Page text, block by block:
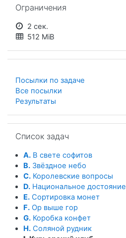
Ограничения
2 сек.
512 MiB
Посылки по задаче
Все посылки
Результаты
Список задач
A. В свете софитов
B. Звёздное небо
C. Королевские вопросы
D. Национальное достояние
E. Сортировка монет
F. Ор выше гор
G. Коробка конфет
H. Соляной рудник